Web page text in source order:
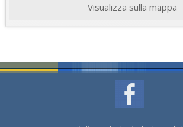
Visualizza sulla mappa